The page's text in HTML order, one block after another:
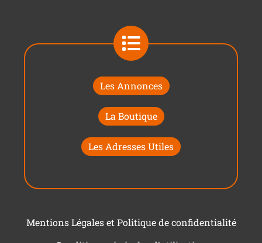
Les Annonces
La Boutique
Les Adresses Utiles
Mentions Légales et Politique de confidentialité